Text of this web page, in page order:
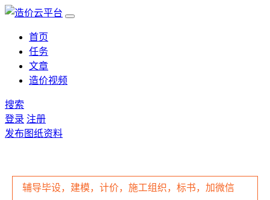
首页
任务
文章
造价视频
搜索
登录 注册
发布图纸资料
辅导毕设，建模，计价，施工组织，标书，加微信